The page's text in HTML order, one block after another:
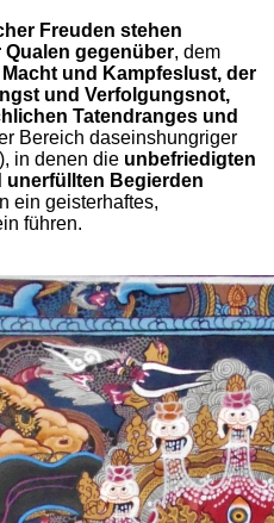
Freuden stehen
gegenüber, dem
und Kampfeslust, der
und Verfolgungsnot,
Tatendranges und
Bereich daseinshungriger
in denen die unbefriedigten
unerfüllten Begierden
ein geisterhaftes,
führen.